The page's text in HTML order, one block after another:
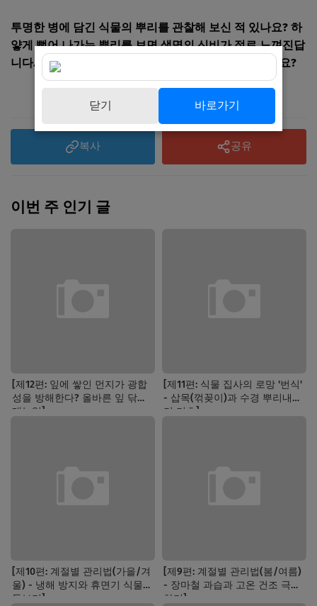
투명한 병에 담긴 식물의 뿌리를 관찰해 보신 적 있나요? 하
얗게 뻗어 나가는 뿌리를 보면 생명의 신비가 절로 느껴진답
니다. 여러분이 수경으로 키우고 싶은 식물은 무엇인가요?
복사 공유
이번 주 인기 글
[제12편: 잎에 쌓인 먼지가 광합
성을 방해한다? 올바른 잎 닦기
매뉴얼]
[제11편: 식물 집사의 로망 '번식'
- 삽목(꺾꽂이)과 수경 뿌리내리
기 기초]
[제10편: 계절별 관리법(가을/겨
울) - 냉해 방지와 휴면기 식물
돌보기]
[제9편: 계절별 관리법(봄/여름)
- 장마철 과습과 고온 건조 극복
하기]
닫기 바로가기